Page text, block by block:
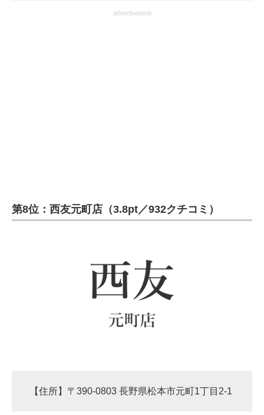
advertisement
第8位：西友元町店（3.8pt／932クチコミ）
【住所】〒390-0803 長野県松本市元町1丁目2-1